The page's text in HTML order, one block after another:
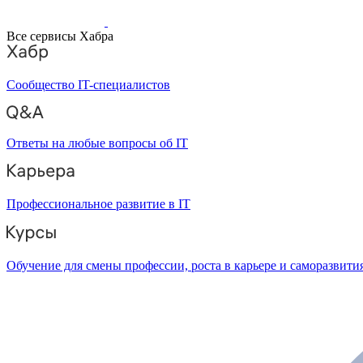
Все сервисы Хабра
Сообщество IT-специалистов
Ответы на любые вопросы об IT
Профессиональное развитие в IT
Обучение для смены профессии, роста в карьере и